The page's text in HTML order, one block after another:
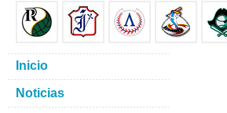
Inicio
Noticias